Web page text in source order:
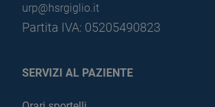
urp@hsrgiglio.it
Partita IVA: 05205490823
SERVIZI AL PAZIENTE